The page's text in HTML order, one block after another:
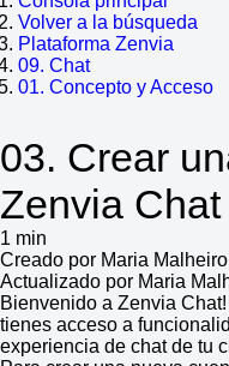
Volver a la búsqueda
Plataforma Zenvia
09. Chat
01. Concepto y Acceso
03. Crear
Zenvia Chat
1 min
Creado por Maria
Actualizado por Maria
Bienvenido a Zenvia
tienes acceso a
experiencia de chat de tu